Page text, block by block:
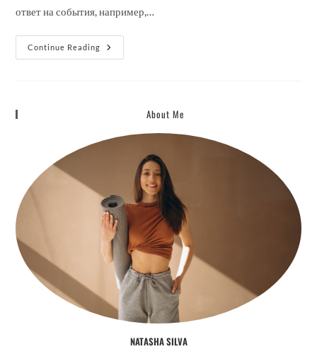
ответ на события, например,…
Continue Reading
Смарт
Бот
About Me
NATASHA SILVA